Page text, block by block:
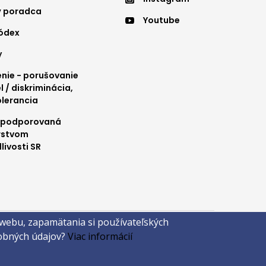
poradca
- porušovanie
/ diskriminácia,
SR
menu
Youtube
zapamätania si používateľských
údajov?Viac informácií